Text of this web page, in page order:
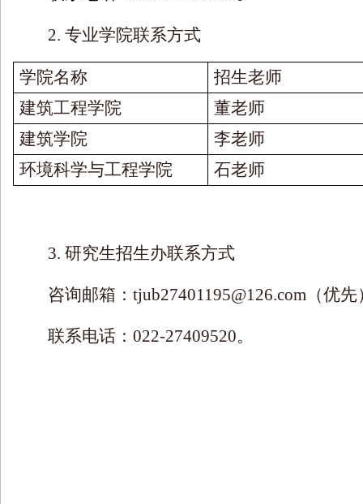
2. 专业学院联系方式
学院名称
招生老师
建筑工程学院
董老师
建筑学院
李老师
环境科学与工程学院
石老师
3. 研究生招生办联系方式
咨询邮箱： tjub27401195@126.com（优先
联系电话： 022-27409520。